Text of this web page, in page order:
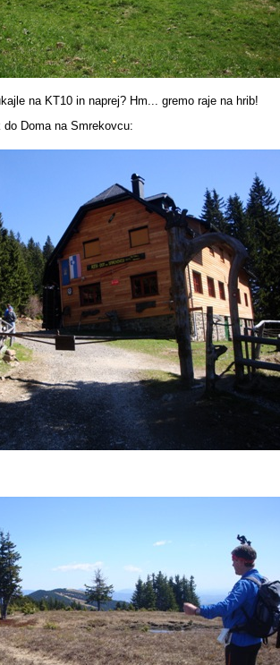
na KT10 in naprej? Hm... gremo raje na hrib!
do Doma na Smrekovcu: